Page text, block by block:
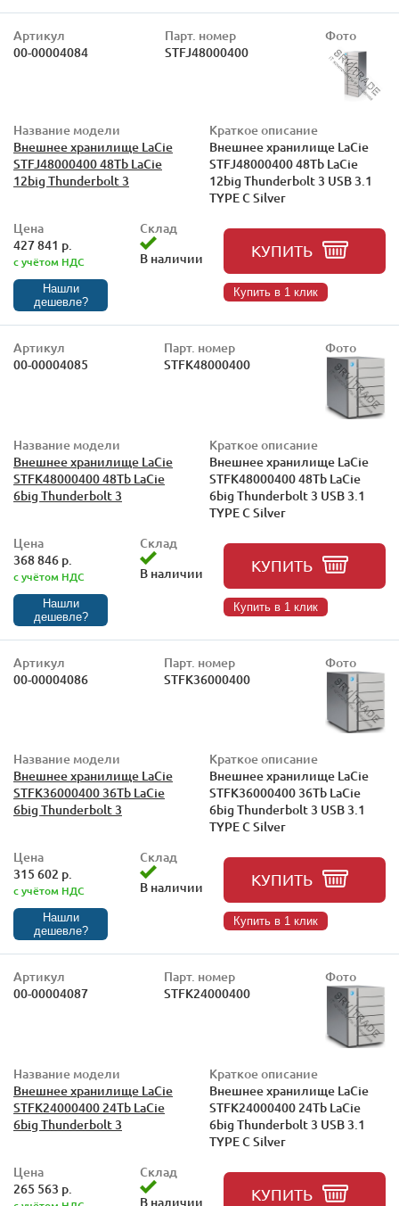
Артикул
00-00004084
Парт. номер
STFJ48000400
Фото
Название модели
Внешнее хранилище LaCie
STFJ48000400 48Tb LaCie
12big Thunderbolt 3
Краткое описание
Внешнее хранилище LaCie
STFJ48000400 48Tb LaCie
12big Thunderbolt 3 USB 3.1
TYPE C Silver
Цена
427 841 р.
с учётом НДС
Нашли
дешевле?
Склад
В наличии
КУПИТЬ
Купить в 1 клик
Артикул
00-00004085
Парт. номер
STFK48000400
Фото
Название модели
Внешнее хранилище LaCie
STFK48000400 48Tb LaCie
6big Thunderbolt 3
Краткое описание
Внешнее хранилище LaCie
STFK48000400 48Tb LaCie
6big Thunderbolt 3 USB 3.1
TYPE C Silver
Цена
368 846 р.
с учётом НДС
Нашли
дешевле?
Склад
В наличии
КУПИТЬ
Купить в 1 клик
Артикул
00-00004086
Парт. номер
STFK36000400
Фото
Название модели
Внешнее хранилище LaCie
STFK36000400 36Tb LaCie
6big Thunderbolt 3
Краткое описание
Внешнее хранилище LaCie
STFK36000400 36Tb LaCie
6big Thunderbolt 3 USB 3.1
TYPE C Silver
Цена
315 602 р.
с учётом НДС
Нашли
дешевле?
Склад
В наличии
КУПИТЬ
Купить в 1 клик
Артикул
00-00004087
Парт. номер
STFK24000400
Фото
Название модели
Внешнее хранилище LaCie
STFK24000400 24Tb LaCie
6big Thunderbolt 3
Краткое описание
Внешнее хранилище LaCie
STFK24000400 24Tb LaCie
6big Thunderbolt 3 USB 3.1
TYPE C Silver
Цена
265 563 р.
Склад
В наличии
КУПИТЬ